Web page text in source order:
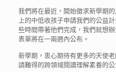
我們將在最近，開始徵求新學期
上的中低收孩子申請我們的公益
些時間帶著他們完成，我們就想
表單將在一兩週內公布。
新學期，衷心期待有更多的天使
請難得的跨領域閱讀理解素養的